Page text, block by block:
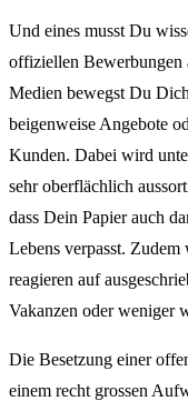
Und eines musst Du
offiziellen Bewerbungen
Medien bewegst Du
beigenweise Angebote
Kunden. Dabei wird
sehr oberflächlich
dass Dein Papier auch
Lebens verpasst.
reagieren auf
Vakanzen oder weniger
Die Besetzung einer
einem recht grossen